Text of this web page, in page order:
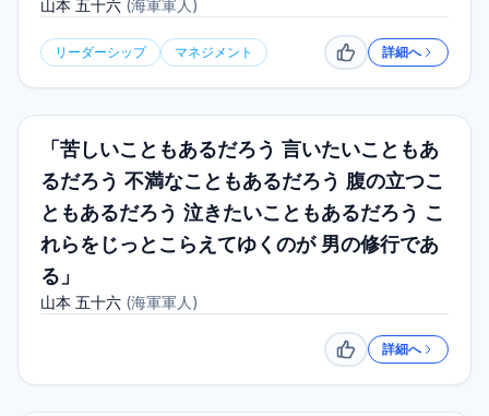
山本 五十六 (海軍軍人 )
リーダーシップ マネジメント いいね詳細へ
「苦しいこともあるだろう 言いたいこともあ
るだろう 不満なこともあるだろう 腹の立つこ
ともあるだろう 泣きたいこともあるだろう こ
れらをじっとこらえてゆくのが 男の修行であ
る」
山本 五十六 (海軍軍人 )
いいね詳細へ